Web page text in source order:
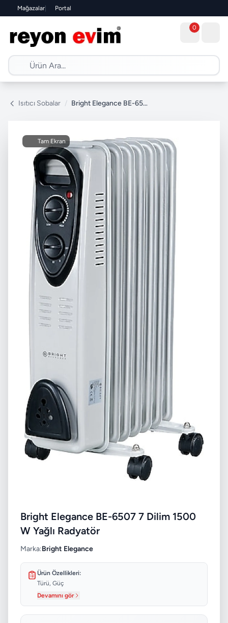
Mağazalar| Portal
0
Isıtıcı Sobalar / Bright Elegance BE-6507 7 Dilim 1500 W Yağlı Radyatör
Tam Ekran
Bright Elegance BE-6507 7 Dilim 1500
W Yağlı Radyatör
Marka:Bright Elegance
Ürün Özellikleri:
Türü, Güç
Devamını gör